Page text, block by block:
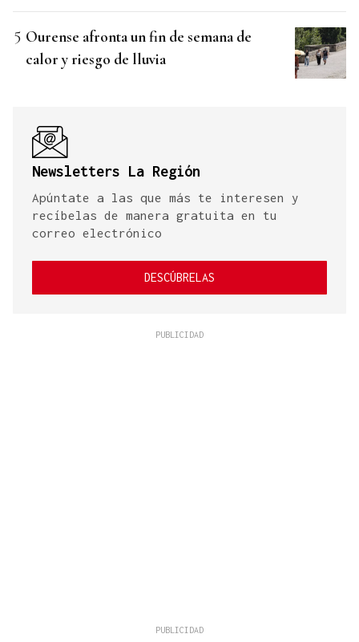
Ourense afronta un fin de semana de
calor y riesgo de lluvia
Newsletters La Región
Apúntate a las que más te interesen y
recíbelas de manera gratuita en tu
correo electrónico
DESCÚBRELAS